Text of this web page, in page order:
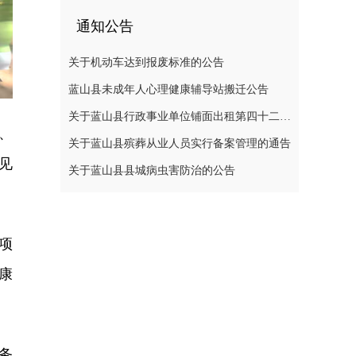
通知公告
关于机动车达到报废标准的公告
蓝山县未成年人心理健康辅导站搬迁公告
关于蓝山县行政事业单位铺面出租第四十二次公开招标中标结果的公示
关于蓝山县殡葬从业人员实行备案管理的通告
关于蓝山县县城病虫害防治的公告